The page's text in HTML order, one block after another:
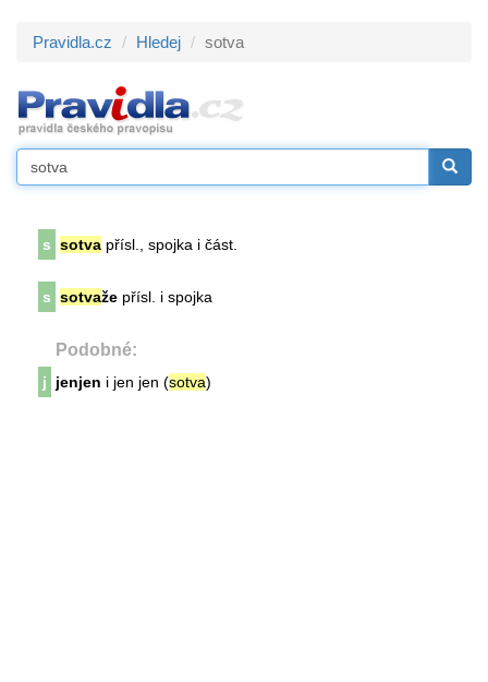
Pravidla.cz Hledej sotva
s sotva přísl., spojka i část.
s sotvaže přísl. i spojka
Podobné:
j jenjen i jen jen (sotva)